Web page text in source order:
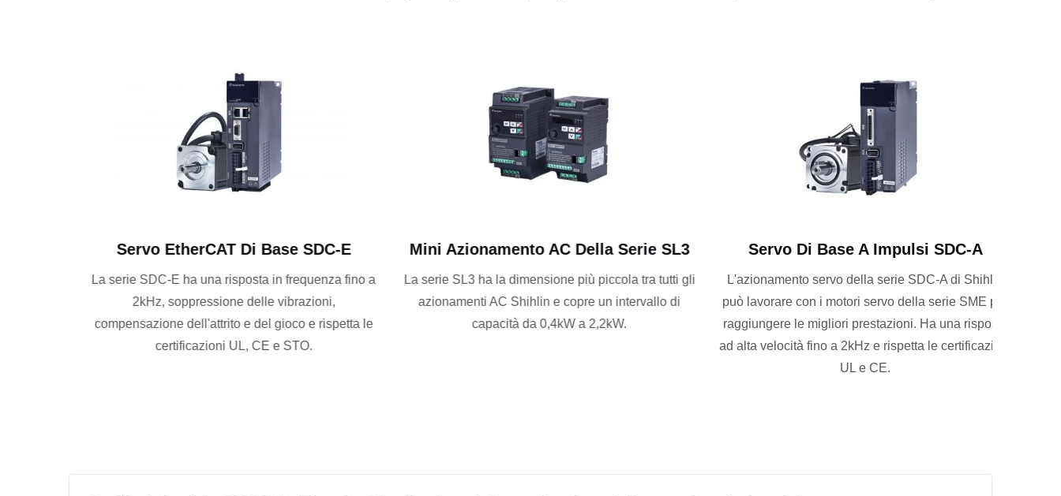
Servo EtherCAT Di Base SDC-E
La serie SDC-E ha una risposta in frequenza fino a
2kHz, soppressione delle vibrazioni,
compensazione dell'attrito e del gioco e rispetta le
certificazioni UL, CE e STO.
Mini Azionamento AC Della Serie SL3
La serie SL3 ha la dimensione più piccola tra tutti gli
azionamenti AC Shihlin e copre un intervallo di
capacità da 0,4kW a 2,2kW.
Servo Di Base A Impulsi SDC-A
L'azionamento servo della serie SDC-A di Shihlin
può lavorare con i motori servo della serie SME per
raggiungere le migliori prestazioni. Ha una risposta
ad alta velocità fino a 2kHz e rispetta le certificazioni
UL e CE.